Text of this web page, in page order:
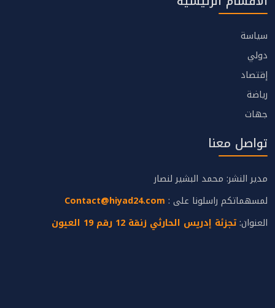
سياسة
دولي
إقتصاد
رياضة
جهات
تواصل معنا
مدير النشر: محمد البشير لنصار
لمسهماتكم راسلونا على : Contact@hiyad24.com
العنوان:تجزئة إدريس الحارثي زنقة 12 رقم 19 العيون